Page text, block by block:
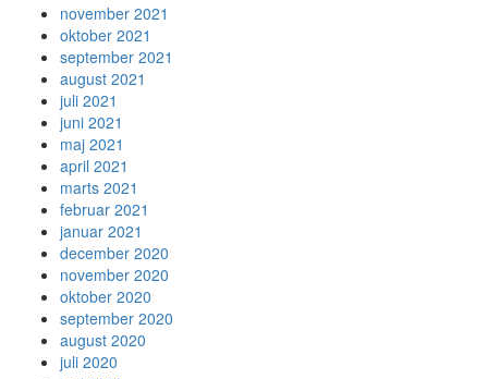
november 2021
oktober 2021
september 2021
august 2021
juli 2021
juni 2021
maj 2021
april 2021
marts 2021
februar 2021
januar 2021
december 2020
november 2020
oktober 2020
september 2020
august 2020
juli 2020